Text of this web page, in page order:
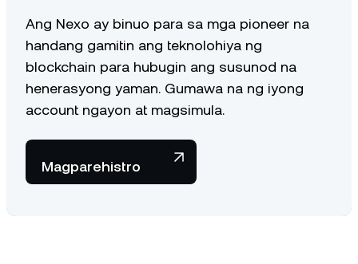
Ang Nexo ay binuo para sa mga pioneer na
handang gamitin ang teknolohiya ng
blockchain para hubugin ang susunod na
henerasyong yaman. Gumawa na ng iyong
account ngayon at magsimula.
Magparehistro